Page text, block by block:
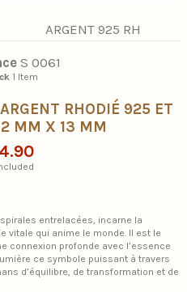
ARGENT 925 RH
S 0061
1 Item
RHODIÉ 925 ET
MM X 13 MM
entrelacées, incarne la
vitale qui anime le monde. Il est le
connexion profonde avec l’essence
ce symbole puissant à travers
d’équilibre, de transformation et de